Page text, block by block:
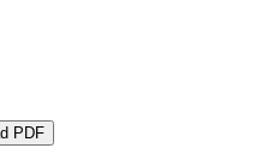
PDF